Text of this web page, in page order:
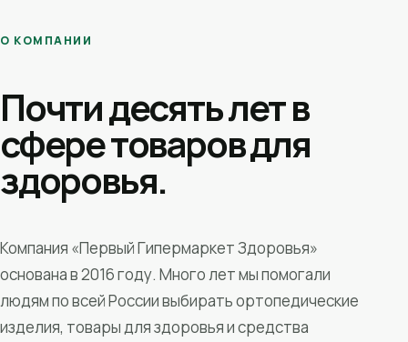
О КОМПАНИИ
Почти десять лет в
сфере товаров для
здоровья.
Компания «Первый Гипермаркет Здоровья»
основана в 2016 году. Много лет мы помогали
людям по всей России выбирать ортопедические
изделия, товары для здоровья и средства